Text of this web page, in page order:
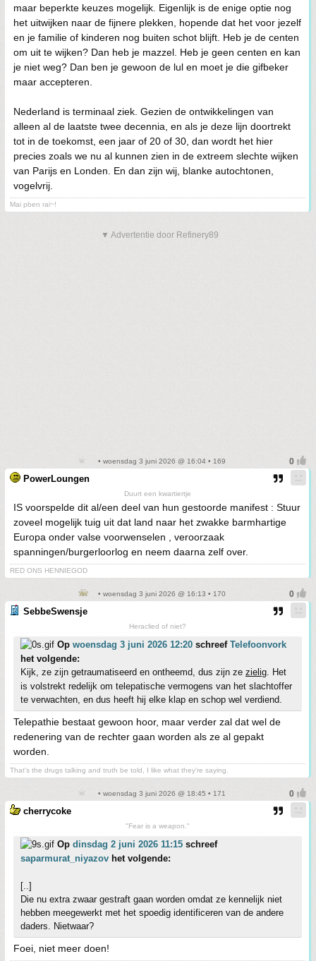
maar beperkte keuzes mogelijk. Eigenlijk is de enige optie nog
het uitwijken naar de fijnere plekken, hopende dat het voor jezelf
en je familie of kinderen nog buiten schot blijft. Heb je de centen
om uit te wijken? Dan heb je mazzel. Heb je geen centen en kan
je niet weg? Dan ben je gewoon de lul en moet je die gifbeker
maar accepteren.
Nederland is terminaal ziek. Gezien de ontwikkelingen van
alleen al de laatste twee decennia, en als je deze lijn doortrekt
tot in de toekomst, een jaar of 20 of 30, dan wordt het hier
precies zoals we nu al kunnen zien in de extreem slechte wijken
van Parijs en Londen. En dan zijn wij, blanke autochtonen,
vogelvrij.
Mai pben rai~!
▼ Advertentie door Refinery89
• woensdag 3 juni 2026 @ 16:04 • 169
PowerLoungen
Duurt een kwartiertje
IS voorspelde dit al/een deel van hun gestoorde manifest : Stuur
zoveel mogelijk tuig uit dat land naar het zwakke barmhartige
Europa onder valse voorwenselen , veroorzaak
spanningen/burgerloorlog en neem daarna zelf over.
RED ONS HENNIEGOD
• woensdag 3 juni 2026 @ 16:13 • 170
SebbeSwensje
Heraclied of niet?
Op woensdag 3 juni 2026 12:20 schreef Telefoonvork
het volgende:
Kijk, ze zijn getraumatiseerd en ontheemd, dus zijn ze zielig. Het
is volstrekt redelijk om telepatische vermogens van het slachtoffer
te verwachten, en dus heeft hij elke klap en schop wel verdiend.
Telepathie bestaat gewoon hoor, maar verder zal dat wel de
redenering van de rechter gaan worden als ze al gepakt
worden.
That's the drugs talking and truth be told, I like what they're saying.
• woensdag 3 juni 2026 @ 18:45 • 171
cherrycoke
"Fear is a weapon."
Op dinsdag 2 juni 2026 11:15 schreef
saparmurat_niyazov het volgende:
[..]
Die nu extra zwaar gestraft gaan worden omdat ze kennelijk niet
hebben meegewerkt met het spoedig identificeren van de andere
daders. Nietwaar?
Foei, niet meer doen!